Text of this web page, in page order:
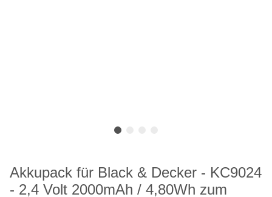
Akkupack für Black & Decker - KC9024
- 2,4 Volt 2000mAh / 4,80Wh zum